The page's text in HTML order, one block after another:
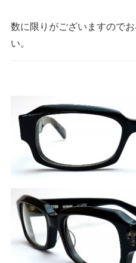
数に限りがございますので
い。